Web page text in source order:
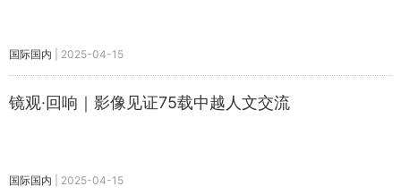
国际国内 2025-04-15
镜观·回响｜影像见证75载中越人文交流
国际国内 2025-04-15